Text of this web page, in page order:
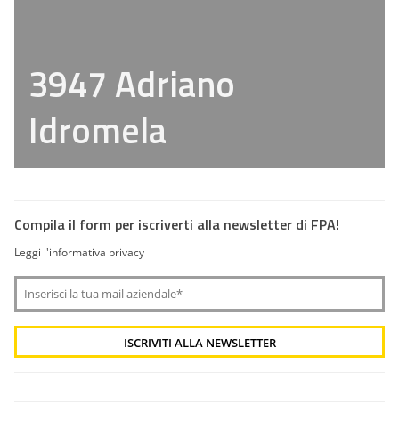
3947 Adriano
Idromela
Compila il form per iscriverti alla newsletter di FPA!
Leggi l'informativa privacy